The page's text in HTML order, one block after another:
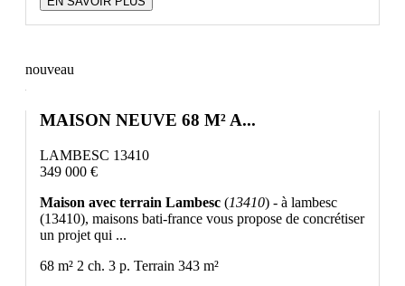
nouveau
MAISON NEUVE 68 M² A...
LAMBESC 13410
349 000 €
Maison avec terrain Lambesc (13410) - à lambesc
(13410), maisons bati-france vous propose de concrétiser
un projet qui ...
68 m² 2 ch. 3 p. Terrain 343 m²